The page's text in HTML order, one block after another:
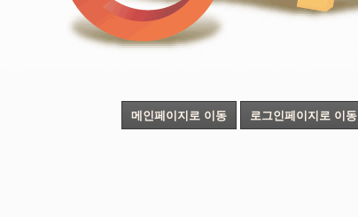
메인페이지로 이동 로그인페이지로 이동